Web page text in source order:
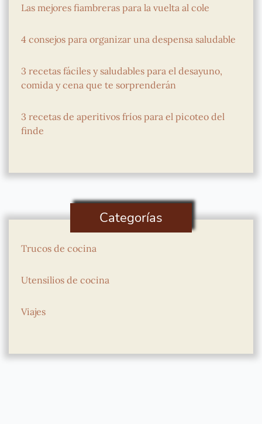
Las mejores fiambreras para la vuelta al cole
4 consejos para organizar una despensa saludable
3 recetas fáciles y saludables para el desayuno,
comida y cena que te sorprenderán
3 recetas de aperitivos fríos para el picoteo del
finde
Categorías
Trucos de cocina
Utensilios de cocina
Viajes